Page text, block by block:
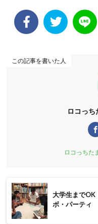
この記事を書いた人
ロコっ
ロコっちた
大学生までOK
ボ・パーティ